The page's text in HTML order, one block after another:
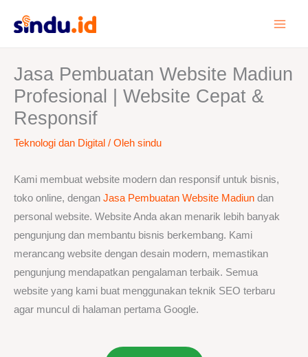
Jasa Pembuatan Website Madiun
Profesional | Website Cepat &
Responsif
Teknologi dan Digital / Oleh sindu
Kami membuat website modern dan responsif untuk bisnis,
toko online, dengan Jasa Pembuatan Website Madiun dan
personal website. Website Anda akan menarik lebih banyak
pengunjung dan membantu bisnis berkembang. Kami
merancang website dengan desain modern, memastikan
pengunjung mendapatkan pengalaman terbaik. Semua
website yang kami buat menggunakan teknik SEO terbaru
agar muncul di halaman pertama Google.